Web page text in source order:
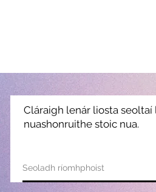
Cláraigh lenár liosta seoltaí
nuashonruithe stoic nua.